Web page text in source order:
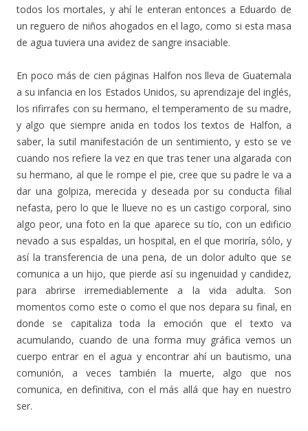
todos los mortales, y ahí le enteran entonces a Eduardo de
un reguero de niños ahogados en el lago, como si esta masa
de agua tuviera una avidez de sangre insaciable.
En poco más de cien páginas Halfon nos lleva de Guatemala
a su infancia en los Estados Unidos, su aprendizaje del inglés,
los rifirrafes con su hermano, el temperamento de su madre,
y algo que siempre anida en todos los textos de Halfon, a
saber, la sutil manifestación de un sentimiento, y esto se ve
cuando nos refiere la vez en que tras tener una algarada con
su hermano, al que le rompe el pie, cree que su padre le va a
dar una golpiza, merecida y deseada por su conducta filial
nefasta, pero lo que le llueve no es un castigo corporal, sino
algo peor, una foto en la que aparece su tío, con un edificio
nevado a sus espaldas, un hospital, en el que moriría, sólo, y
así la transferencia de una pena, de un dolor adulto que se
comunica a un hijo, que pierde así su ingenuidad y candidez,
para abrirse irremediablemente a la vida adulta. Son
momentos como este o como el que nos depara su final, en
donde se capitaliza toda la emoción que el texto va
acumulando, cuando de una forma muy gráfica vemos un
cuerpo entrar en el agua y encontrar ahí un bautismo, una
comunión, a veces también la muerte, algo que nos
comunica, en definitiva, con el más allá que hay en nuestro
ser.